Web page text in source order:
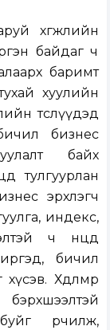
хөгжлийн
байдаг ч
баримт
хуулийн
төслүүдэд
бизнес
байх
тулгуурлан
эрхлэгч
индекc,
ч нөөцдөө
бичил
Хөдөлмөр
өөрчилж,